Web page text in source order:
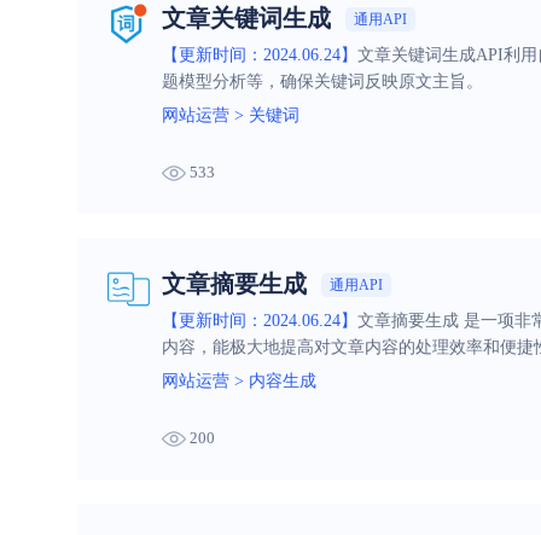
文章关键词生成 通用API
【更新时间：2024.06.24】 文章关键词生成API利
题模型分析等，确保关键词反映原文主旨。
网站运营 > 关键词
533
文章摘要生成 通用API
【更新时间：2024.06.24】 文章摘要生成 是一项非
内容，能极大地提高对文章内容的处理效率和便
网站运营 > 内容生成
200